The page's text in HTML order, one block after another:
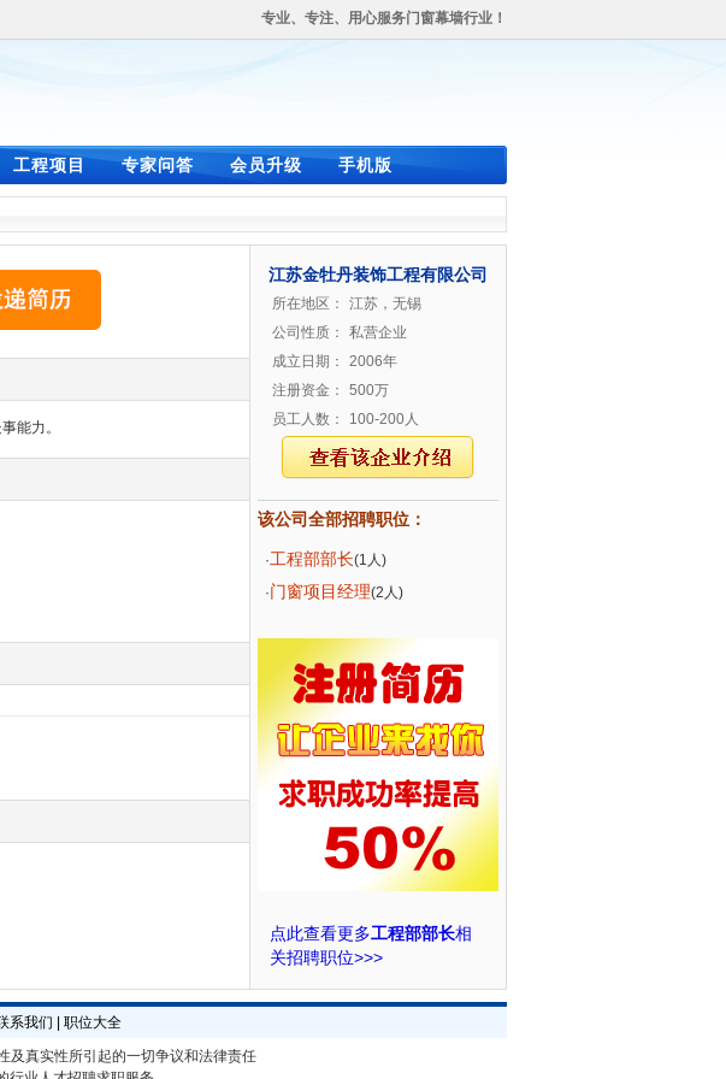
专业、专注、用心服务门窗幕墙行业！
工程项目 专家问答 会员升级 手机版
能力。
江苏金牡丹装饰工程有限公司
所在地区：
江苏，无锡
公司性质：
私营企业
成立日期：
2006年
注册资金：
500万
员工人数：
100-200人
该公司全部招聘职位：
·工程部部长(1人)
·门窗项目经理(2人)
点此查看更多工程部部长相
关招聘职位>>>
系我们
职位大全
及真实性所引起的一切争议和法律责任